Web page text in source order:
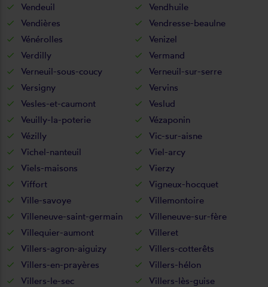
Vendeuil
Vendhuile
Vendières
Vendresse-beaulne
Vénérolles
Venizel
Verdilly
Vermand
Verneuil-sous-coucy
Verneuil-sur-serre
Versigny
Vervins
Vesles-et-caumont
Veslud
Veuilly-la-poterie
Vézaponin
Vézilly
Vic-sur-aisne
Vichel-nanteuil
Viel-arcy
Viels-maisons
Vierzy
Viffort
Vigneux-hocquet
Ville-savoye
Villemontoire
Villeneuve-saint-germain
Villeneuve-sur-fère
Villequier-aumont
Villeret
Villers-agron-aiguizy
Villers-cotterêts
Villers-en-prayères
Villers-hélon
Villers-le-sec
Villers-lès-guise